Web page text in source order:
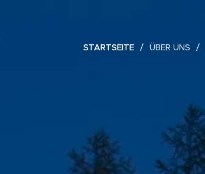
STARTSEITE ÜBER UNS